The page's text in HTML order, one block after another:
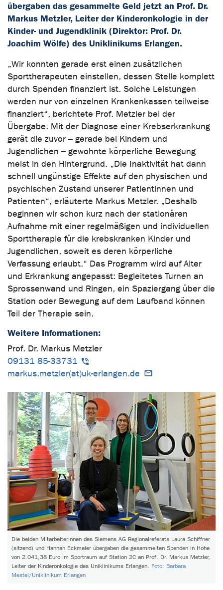
übergaben das gesammelte Geld jetzt an Prof. Dr.
Markus Metzler, Leiter der Kinderonkologie in der
Kinder- und Jugendklinik (Direktor: Prof. Dr.
Joachim Wölfe) des Uniklinikums Erlangen.
„Wir konnten gerade erst einen zusätzlichen
Sporttherapeuten einstellen, dessen Stelle komplett
durch Spenden finanziert ist. Solche Leistungen
werden nur von einzelnen Krankenkassen teilweise
finanziert“, berichtete Prof. Metzler bei der
Übergabe. Mit der Diagnose einer Krebserkrankung
gerät die zuvor – gerade bei Kindern und
Jugendlichen – gewohnte körperliche Bewegung
meist in den Hintergrund. „Die Inaktivität hat dann
schnell ungünstige Effekte auf den physischen und
psychischen Zustand unserer Patientinnen und
Patienten“, erläuterte Markus Metzler. „Deshalb
beginnen wir schon kurz nach der stationären
Aufnahme mit einer regelmäßigen und individuellen
Sporttherapie für die krebskranken Kinder und
Jugendlichen, soweit es deren körperliche
Verfassung erlaubt.“ Das Programm wird auf Alter
und Erkrankung angepasst: Begleitetes Turnen an
Sprossenwand und Ringen, ein Spaziergang über die
Station oder Bewegung auf dem Laufband können
Teil der Therapie sein.
Weitere Informationen:
Prof. Dr. Markus Metzler
09131 85-33731
markus.metzler(at)uk-erlangen.de
Die beiden Mitarbeiterinnen des Siemens AG Regionalreferats Laura Schiffner
(sitzend) und Hannah Eckmeier übergaben die gesammelten Spenden in Höhe
von 2.041,38 Euro im Sportraum auf Station 2C an Prof. Dr. Markus Metzler,
Leiter der Kinderonkologie des Uniklinikums Erlangen. Foto: Barbara
Mestel/Uniklinikum Erlangen